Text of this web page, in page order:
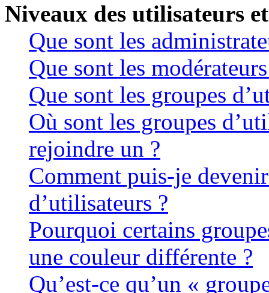
Niveaux des utilisateurs
Que sont les
Que sont les
Que sont les groupes
Où sont les groupes
rejoindre un ?
Comment puis-je
d’utilisateurs ?
Pourquoi certains
une couleur différente ?
Qu’est-ce qu’un «